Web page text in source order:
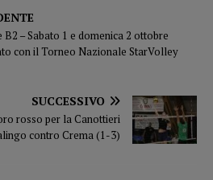
B2 – Sabato 1 e domenica 2 ottobre
con il Torneo Nazionale StarVolley
SUCCESSIVO
rosso per la Canottieri
contro Crema (1-3)